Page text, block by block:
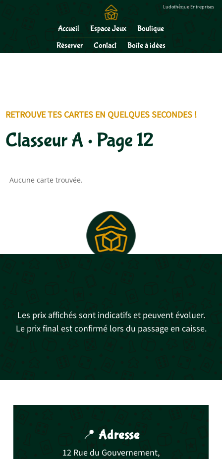
Ludothèque Entreprises
Accueil Espace Jeux
Boutique
Réserver
Contact Boîte à idées
RETROUVE TES CARTES EN QUELQUES SECONDES !
Classeur A • Page 12
Aucune carte trouvée.
Les prix affichés sont indicatifs et peuvent évoluer.
Le prix final est confirmé lors du passage en caisse.
📍 Adresse
12 Rue du Gouvernement,